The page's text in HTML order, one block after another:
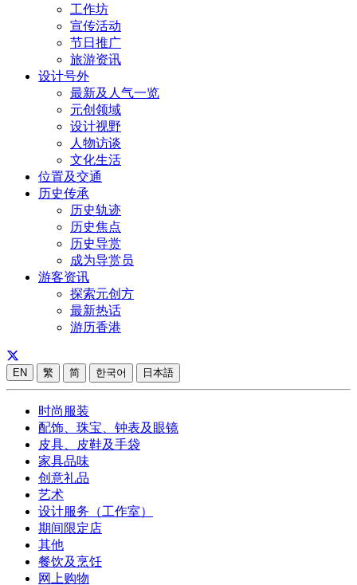
工作坊
宣传活动
节日推广
旅游资讯
设计号外
最新及人气一览
元创领域
设计视野
人物访谈
文化生活
位置及交通
历史传承
历史轨迹
历史焦点
历史导赏
成为导赏员
游客资讯
探索元创方
最新热话
游历香港
EN 繁 简 한국어 日本語
时尚服装
配饰、珠宝、钟表及眼镜
皮具、皮鞋及手袋
家具品味
创意礼品
艺术
设计服务（工作室）
期间限定店
其他
餐饮及烹饪
网上购物